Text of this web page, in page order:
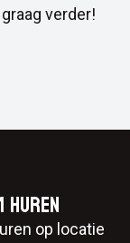
verder!
huren
op locatie